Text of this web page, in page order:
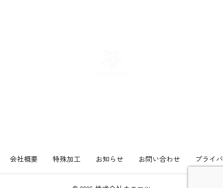
会社概要 特殊加工 お知らせ お問い合わせ プライ